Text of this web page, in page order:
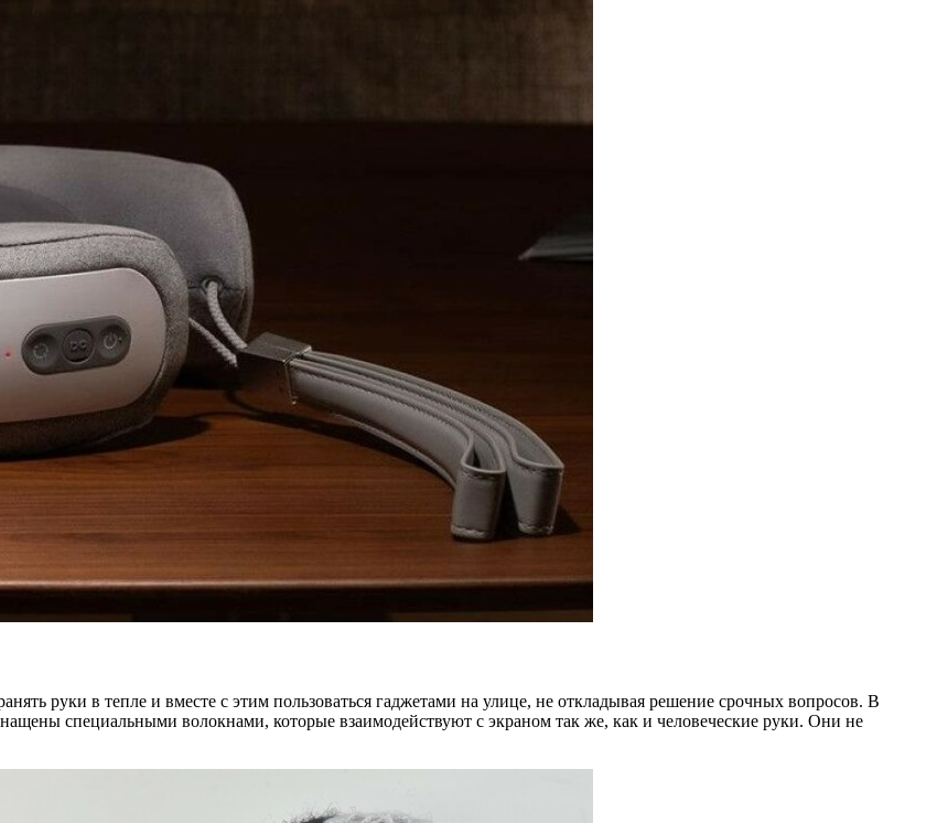
руки в тепле и вместе с этим пользоваться гаджетами на улице, не откладывая решение срочных вопросов. В
специальными волокнами, которые взаимодействуют с экраном так же, как и человеческие руки. Они не